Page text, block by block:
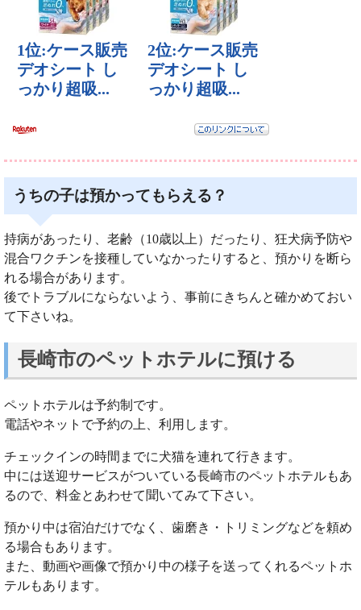
うちの子は預かってもらえる？
持病があったり、老齢（10歳以上）だったり、狂犬病予防や
混合ワクチンを接種していなかったりすると、預かりを断ら
れる場合があります。
後でトラブルにならないよう、事前にきちんと確かめておい
て下さいね。
長崎市のペットホテルに預ける
ペットホテルは予約制です。
電話やネットで予約の上、利用します。
チェックインの時間までに犬猫を連れて行きます。
中には送迎サービスがついている長崎市のペットホテルもあ
るので、料金とあわせて聞いてみて下さい。
預かり中は宿泊だけでなく、歯磨き・トリミングなどを頼め
る場合もあります。
また、動画や画像で預かり中の様子を送ってくれるペットホ
テルもあります。